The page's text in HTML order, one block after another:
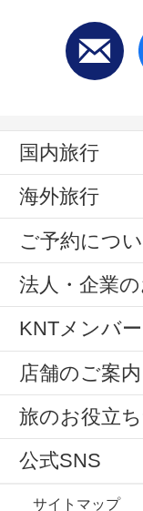
国内旅行
海外旅行
ご予約につ
法人・企業
KNTメンバ
店舗のご案内
旅のお役立
公式SNS
サイトマップ